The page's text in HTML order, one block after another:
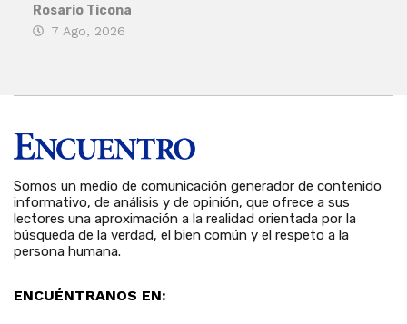
Rosario Ticona
7 Ago, 2026
Somos un medio de comunicación generador de contenido
informativo, de análisis y de opinión, que ofrece a sus
lectores una aproximación a la realidad orientada por la
búsqueda de la verdad, el bien común y el respeto a la
persona humana.
ENCUÉNTRANOS EN: